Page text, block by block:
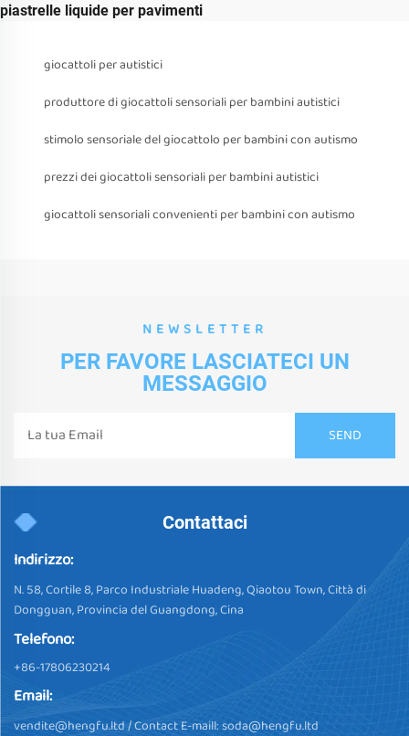
piastrelle liquide per pavimenti
giocattoli per autistici
produttore di giocattoli sensoriali per bambini autistici
stimolo sensoriale del giocattolo per bambini con autismo
prezzi dei giocattoli sensoriali per bambini autistici
giocattoli sensoriali convenienti per bambini con autismo
NEWSLETTER
PER FAVORE LASCIATECI UN
MESSAGGIO
Contattaci
Indirizzo:
N. 58, Cortile 8, Parco Industriale Huadeng, Qiaotou Town, Città di
Dongguan, Provincia del Guangdong, Cina
Telefono:
+86-17806230214
Email:
vendite@hengfu.ltd/ Contact E-maill:soda@hengfu.ltd